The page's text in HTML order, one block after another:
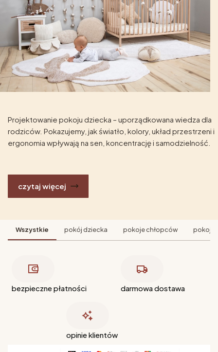
Projektowanie pokoju dziecka – uporządkowana wiedza dla
rodziców. Pokazujemy, jak światło, kolory, układ przestrzeni i
ergonomia wpływają na sen, koncentrację i samodzielność.
czytaj więcej
Wszystkie pokój dziecka pokoje chłopców pokoje
bezpieczne płatności darmowa dostawa
opinie klientów